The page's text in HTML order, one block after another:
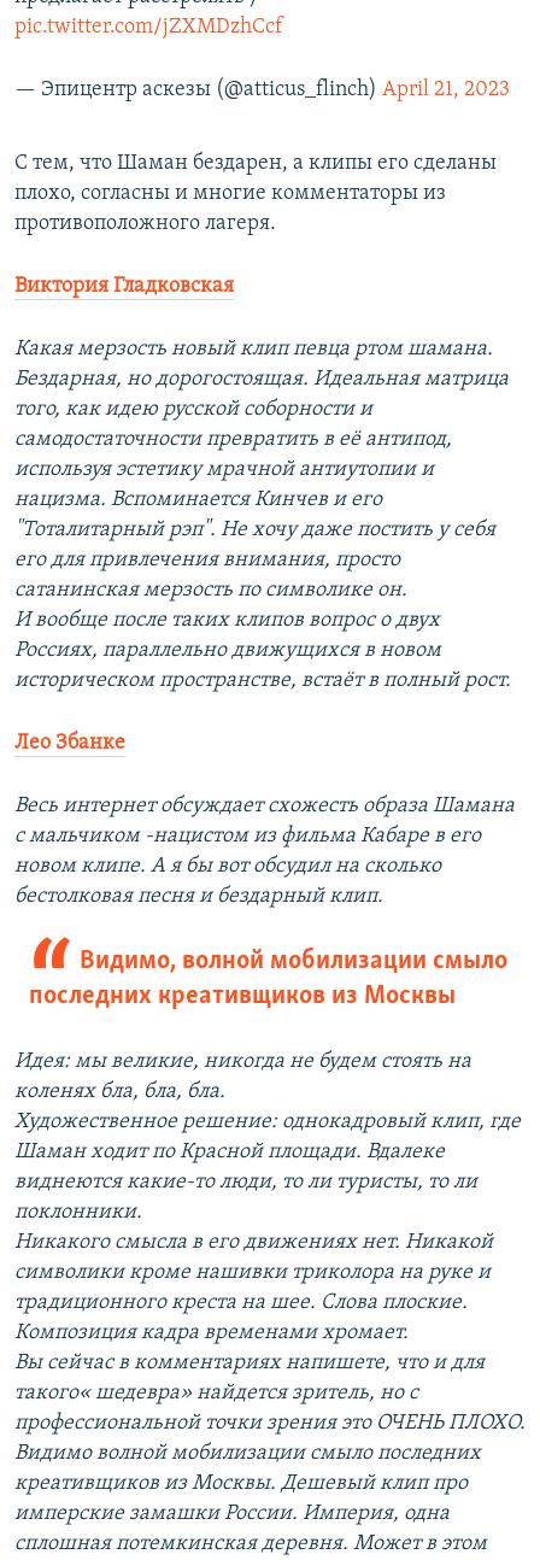
pic.twitter.com/jZXMDzhCcf
— Эпицентр аскезы (@atticus_flinch) April 21, 2023
С тем, что Шаман бездарен, а клипы его сделаны
плохо, согласны и многие комментаторы из
противоположного лагеря.
Виктория Гладковская
Какая мерзость новый клип певца ртом шамана.
Бездарная, но дорогостоящая. Идеальная матрица
того, как идею русской соборности и
самодостаточности превратить в её антипод,
используя эстетику мрачной антиутопии и
нацизма. Вспоминается Кинчев и его
"Тоталитарный рэп". Не хочу даже постить у себя
его для привлечения внимания, просто
сатанинская мерзость по символике он.
И вообще после таких клипов вопрос о двух
Россиях, параллельно движущихся в новом
историческом пространстве, встаёт в полный рост.
Лео Збанке
Весь интернет обсуждает схожесть образа Шамана
с мальчиком -нацистом из фильма Кабаре в его
новом клипе. А я бы вот обсудил на сколько
бестолковая песня и бездарный клип.
Видимо, волной мобилизации смыло
последних креативщиков из Москвы
Идея: мы великие, никогда не будем стоять на
коленях бла, бла, бла.
Художественное решение: однокадровый клип, где
Шаман ходит по Красной площади. Вдалеке
виднеются какие-то люди, то ли туристы, то ли
поклонники.
Никакого смысла в его движениях нет. Никакой
символики кроме нашивки триколора на руке и
традиционного креста на шее. Слова плоские.
Композиция кадра временами хромает.
Вы сейчас в комментариях напишете, что и для
такого« шедевра» найдется зритель, но с
профессиональной точки зрения это ОЧЕНЬ ПЛОХО.
Видимо волной мобилизации смыло последних
креативщиков из Москвы. Дешевый клип про
имперские замашки России. Империя, одна
сплошная потемкинская деревня. Может в этом